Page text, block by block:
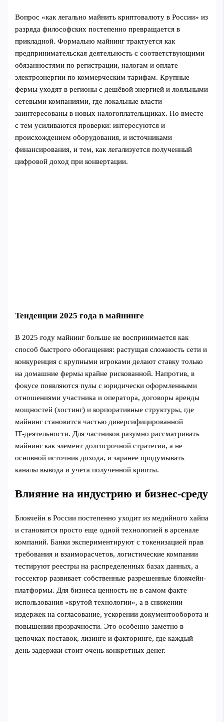
Вопрос «как легально майнить криптовалюту в России» из
разряда философских постепенно превращается в
прикладной. Формально майнинг трактуется как
предпринимательская деятельность с соответствующими
обязанностями по регистрации, налогам и оплате
электроэнергии по коммерческим тарифам. Крупные
фермы уходят в регионы с дешёвой энергией и лояльными
сетевыми компаниями, где локальные власти
заинтересованы в новых налогоплательщиках. Но вместе
с тем усиливаются проверки: интересуются и
происхождением оборудования, и источниками
финансирования, и тем, как легализуется полученный
цифровой доход при конвертации.
Тенденции 2025 года в майнинге
В 2025 году майнинг больше не воспринимается как
способ быстрого обогащения: растущая сложность сети и
конкуренция с крупными игроками делают ставку только
на домашние фермы крайне рискованной. Напротив, в
фокусе появляются пулы с юридически оформленными
отношениями участника и оператора, договоры аренды
мощностей (хостинг) и корпоративные структуры, где
майнинг становится частью диверсифицированной
IT‑деятельности. Для частников разумно рассматривать
майнинг как элемент долгосрочной стратегии, а не
основной источник дохода, и заранее продумывать
каналы вывода и учета полученной крипты.
Влияние на индустрию и бизнес-среду
Блокчейн в России постепенно уходит из медийного хайпа
и становится просто еще одной технологией в арсенале
компаний. Банки экспериментируют с токенизацией прав
требования и взаиморасчетов, логистические компании
тестируют реестры на распределенных базах данных, а
госсектор развивает собственные разрешенные блокчейн-
платформы. Для бизнеса ценность не в самом факте
использования «крутой технологии», а в снижении
издержек на согласование, ускорении документооборота и
повышении прозрачности. Это особенно заметно в
цепочках поставок, лизинге и факторинге, где каждый
день задержки стоит очень конкретных денег.